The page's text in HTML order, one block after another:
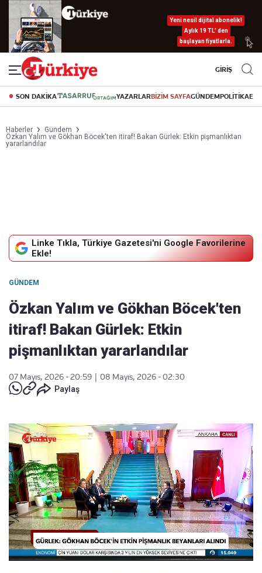
Yeni nesil dijital abonelik!
Aylık 19 TL’ den
başlayan fiyatlarla.
GİRİŞ
SON DAKİKA YAZARLARBİZİM SAYFAGÜNDEMPOLİTİKA
Haberler
Gündem
Özkan Yalım ve Gökhan Böcek'ten itiraf! Bakan Gürlek: Etkin pişmanlıktan
yararlandılar
Linke Tıkla, Türkiye Gazetesi'ni Google Favorilerine
Ekle!
GÜNDEM
Özkan Yalım ve Gökhan Böcek'ten
itiraf! Bakan Gürlek: Etkin
pişmanlıktan yararlandılar
07 Mayıs, 2026 - 20:59
08 Mayıs, 2026 - 02:30
Paylaş